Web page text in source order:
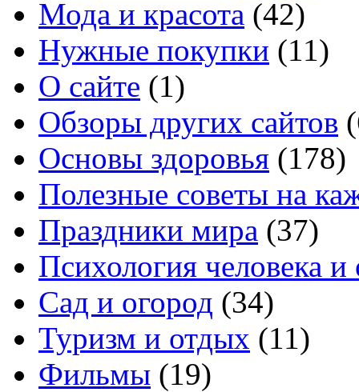
Мода и красота (42)
Нужные покупки (11)
О сайте (1)
Обзоры других сайтов
Основы здоровья (178)
Полезные советы на
Праздники мира (37)
Психология человека
Сад и огород (34)
Туризм и отдых (11)
Фильмы (19)